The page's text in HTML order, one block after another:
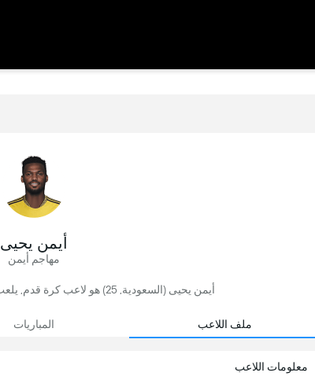
أيمن يحيى
مهاجم أيمن
أيمن يحيى (السعودية, 25) هو لاعب كرة قدم, يلعب حاليًا لصالح النصر في السعودية.
ملف اللاعب المباريات
معلومات اللاعب